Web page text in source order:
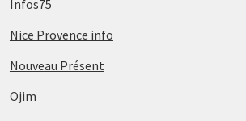
Infos75
Nice Provence info
Nouveau Présent
Ojim